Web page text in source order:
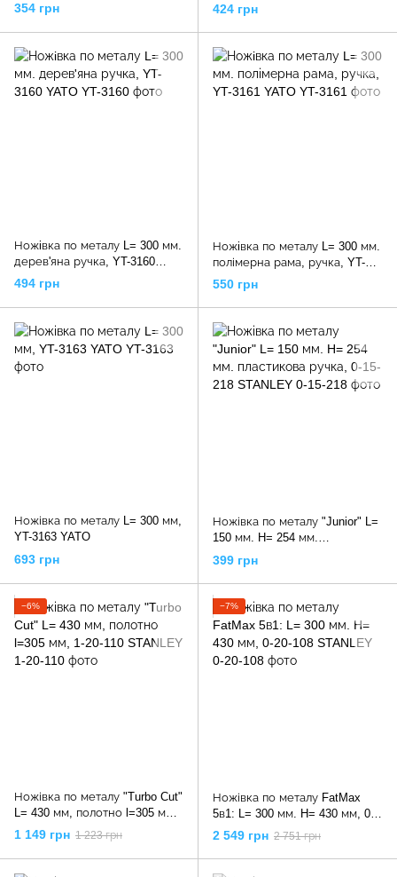
354 грн 424 грн
Ножiвка по металу L= 300 мм.
дерев'яна ручка, YT-3160
YATO
494 грн
Ножiвка по металу L= 300 мм.
полімерна рама, ручка, YT-
3161 YATO
550 грн
Ножівка по металу L= 300 мм,
YT-3163 YATO
693 грн
Ножівка по металу "Junior" L=
150 мм. H= 254 мм.
пластикова ручка, 0-15-218
STANLEY
399 грн
−6%
Ножівка по металу "Turbo Cut"
L= 430 мм, полотно l=305 мм,
1-20-110 STANLEY
1 149 грн 1 223 грн
−7%
Ножівка по металу FatMax
5в1: L= 300 мм. H= 430 мм, 0-
20-108 STANLEY
2 549 грн 2 751 грн